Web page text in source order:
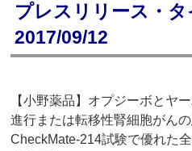
プレスリリース・
2017/09/12
【小野薬品】オプジーボとヤ
進行または転移性腎細胞がん
CheckMate-214試験で優れた